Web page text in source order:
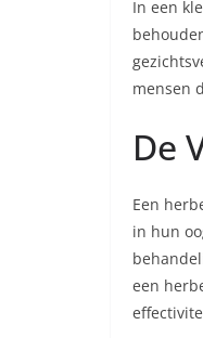
In een
mensen
De
Een
in hun
een